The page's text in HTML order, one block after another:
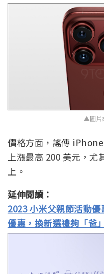
▲圖片
價格方面，謠傳
上漲最高 200 美元，
上。
延伸閱讀：
2023 小米父親節活動
優惠，換新選禮夠「爸